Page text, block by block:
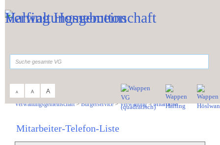
A A A
Verwaltungsgemeinschaft>Bürgerservice>Verwaltung>Mitarbeiter
Mitarbeiter-Telefon-Liste